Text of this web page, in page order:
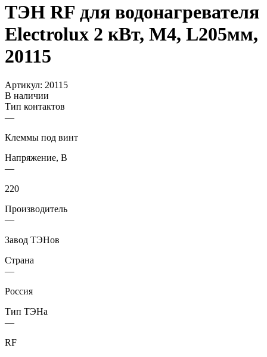
ТЭН RF для водонагревателя
Electrolux 2 кВт, М4, L205мм,
20115
Артикул: 20115
В наличии
Тип контактов
—
Клеммы под винт
Напряжение, В
—
220
Производитель
—
Завод ТЭНов
Страна
—
Россия
Тип ТЭНа
—
RF